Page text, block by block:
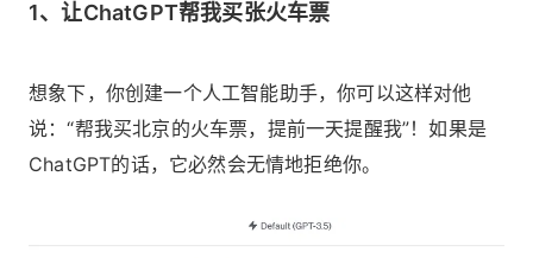
1、让ChatGPT帮我买张火车票
想象下，你创建一个人工智能助手，你可以这样对他
说：“帮我买北京的火车票，提前一天提醒我”！如果是
ChatGPT的话，它必然会无情地拒绝你。